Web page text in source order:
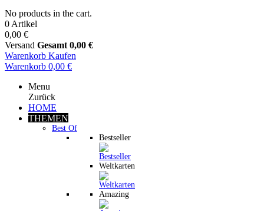
No products in the cart.
0 Artikel
0,00 €
Versand Gesamt 0,00 €
Warenkorb Kaufen
Warenkorb 0,00 €
Menu
Zurück
HOME
THEMEN
Best Of
Bestseller
Weltkarten
Amazing